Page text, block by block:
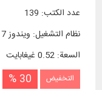
عدد الكتب:
139
نظام التشغیل: ويندوز 7 وأعلی
السعة: 0.52 غيغابايت
التخفيض 30 %